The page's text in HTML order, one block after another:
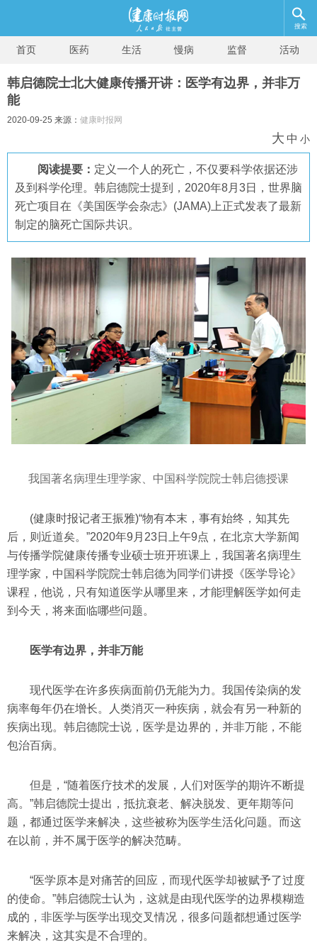
搜索
首页 医药 生活 慢病 监督 活动
韩启德院士北大健康传播开讲：医学有边界，并非万
能
2020-09-25 来源： 健康时报网
大 中 小
阅读提要： 定义一个人的死亡，不仅要科学依据还涉
及到科学伦理。韩启德院士提到，2020年8月3日，世界脑
死亡项目在《美国医学会杂志》(JAMA)上正式发表了最新
制定的脑死亡国际共识。
我国著名病理生理学家、中国科学院院士韩启德授课
(健康时报记者王振雅)“物有本末，事有始终，知其先
后，则近道矣。”2020年9月23日上午9点，在北京大学新闻
与传播学院健康传播专业硕士班开班课上，我国著名病理生
理学家，中国科学院院士韩启德为同学们讲授《医学导论》
课程，他说，只有知道医学从哪里来，才能理解医学如何走
到今天，将来面临哪些问题。
医学有边界，并非万能
现代医学在许多疾病面前仍无能为力。我国传染病的发
病率每年仍在增长。人类消灭一种疾病，就会有另一种新的
疾病出现。韩启德院士说，医学是边界的，并非万能，不能
包治百病。
但是，“随着医疗技术的发展，人们对医学的期许不断提
高。”韩启德院士提出，抵抗衰老、解决脱发、更年期等问
题，都通过医学来解决，这些被称为医学生活化问题。而这
在以前，并不属于医学的解决范畴。
“医学原本是对痛苦的回应，而现代医学却被赋予了过度
的使命。”韩启德院士认为，这就是由现代医学的边界模糊造
成的，非医学与医学出现交叉情况，很多问题都想通过医学
来解决，这其实是不合理的。